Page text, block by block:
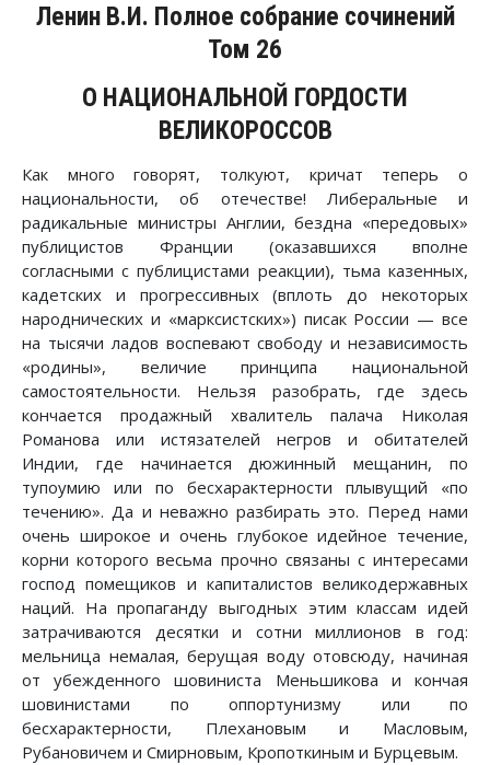
Ленин В.И. Полное собрание сочинений
Том 26
О НАЦИОНАЛЬНОЙ ГОРДОСТИ
ВЕЛИКОРОССОВ
Как много говорят, толкуют, кричат теперь о
национальности, об отечестве! Либеральные и
радикальные министры Англии, бездна «передовых»
публицистов Франции (оказавшихся вполне
согласными с публицистами реакции), тьма казенных,
кадетских и прогрессивных (вплоть до некоторых
народнических и «марксистских») писак России — все
на тысячи ладов воспевают свободу и независимость
«родины», величие принципа национальной
самостоятельности. Нельзя разобрать, где здесь
кончается продажный хвалитель палача Николая
Романова или истязателей негров и обитателей
Индии, где начинается дюжинный мещанин, по
тупоумию или по бесхарактерности плывущий «по
течению». Да и неважно разбирать это. Перед нами
очень широкое и очень глубокое идейное течение,
корни которого весьма прочно связаны с интересами
господ помещиков и капиталистов великодержавных
наций. На пропаганду выгодных этим классам идей
затрачиваются десятки и сотни миллионов в год:
мельница немалая, берущая воду отовсюду, начиная
от убежденного шовиниста Меньшикова и кончая
шовинистами по оппортунизму или по
бесхарактерности, Плехановым и Масловым,
Рубановичем и Смирновым, Кропоткиным и Бурцевым.